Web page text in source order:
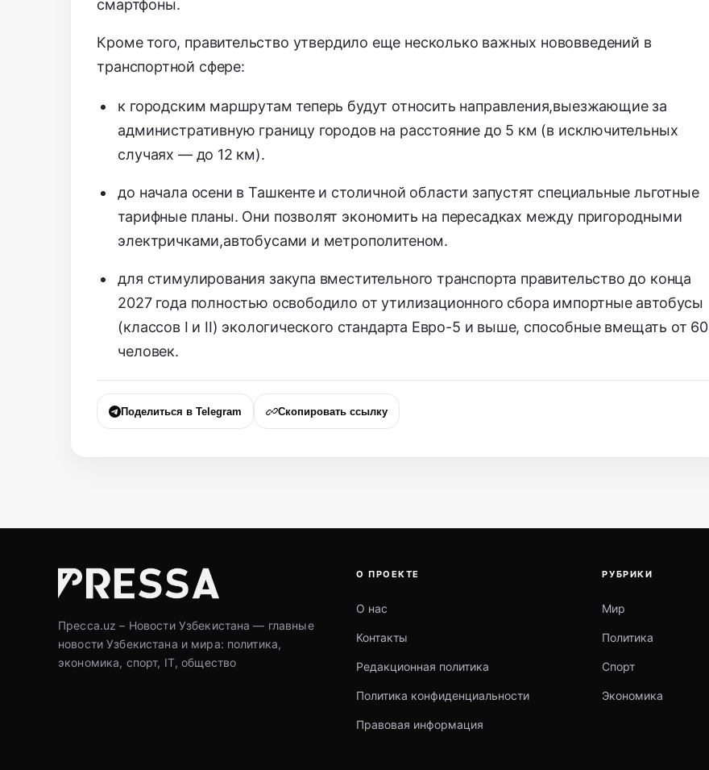
смартфоны.
Кроме того, правительство утвердило еще несколько важных нововведений в
транспортной сфере:
к городским маршрутам теперь будут относить направления,выезжающие за
административную границу городов на расстояние до 5 км (в исключительных
случаях — до 12 км).
до начала осени в Ташкенте и столичной области запустят специальные льготные
тарифные планы. Они позволят экономить на пересадках между пригородными
электричками,автобусами и метрополитеном.
для стимулирования закупа вместительного транспорта правительство до конца
2027 года полностью освободило от утилизационного сбора импортные автобусы
(классов I и II) экологического стандарта Евро-5 и выше, способные вмещать от 60
человек.
Поделиться в Telegram Скопировать ссылку
Пресса.uz – Новости Узбекистана — главные
новости Узбекистана и мира: политика,
экономика, спорт, IT, общество
О ПРОЕКТЕ
О нас
Контакты
Редакционная политика
Политика конфиденциальности
Правовая информация
РУБРИКИ
Мир
Политика
Спорт
Экономика